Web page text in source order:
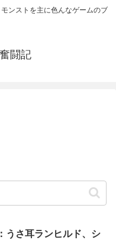
ンストを主に色んなゲームのブ
闘記
うさ耳ランヒルド、シ